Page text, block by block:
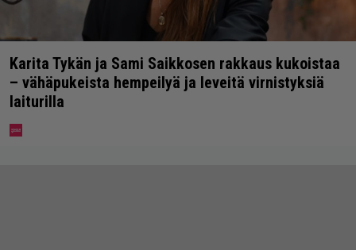
Karita Tykän ja Sami Saikkosen rakkaus kukoistaa
– vähäpukeista hempeilyä ja leveitä virnistyksiä
laiturilla